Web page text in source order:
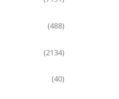
(488)
(2134)
(40)